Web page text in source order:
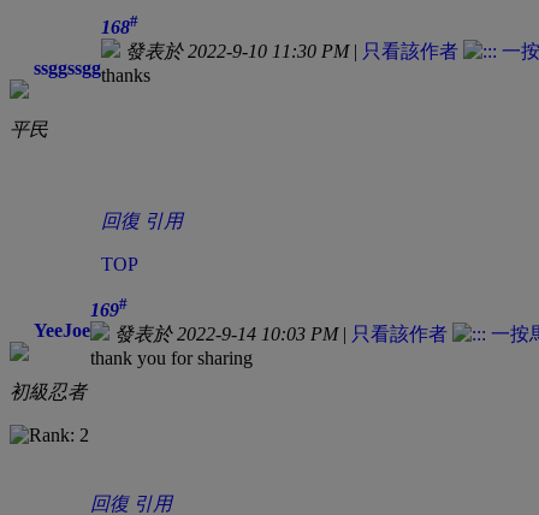
ssggssgg
平民
168#
發表於 2022-9-10 11:30 PM| 只看該作者
thanks
回復 引用
TOP
YeeJoe
初級忍者
169#
發表於 2022-9-14 10:03 PM| 只看該作者
thank you for sharing
回復 引用